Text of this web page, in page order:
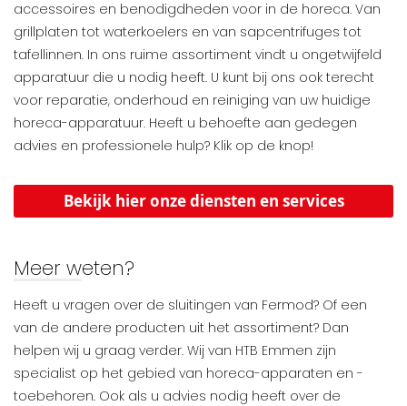
accessoires en benodigdheden voor in de horeca. Van
grillplaten tot waterkoelers en van sapcentrifuges tot
tafellinnen. In ons ruime assortiment vindt u ongetwijfeld
apparatuur die u nodig heeft. U kunt bij ons ook terecht
voor reparatie, onderhoud en reiniging van uw huidige
horeca-apparatuur. Heeft u behoefte aan gedegen
advies en professionele hulp? Klik op de knop!
Bekijk hier onze diensten en services
Meer weten?
Heeft u vragen over de sluitingen van Fermod? Of een
van de andere producten uit het assortiment? Dan
helpen wij u graag verder. Wij van HTB Emmen zijn
specialist op het gebied van horeca-apparaten en -
toebehoren. Ook als u advies nodig heeft over de